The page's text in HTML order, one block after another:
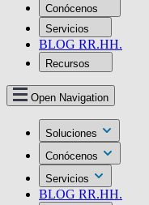
Conócenos
Servicios
BLOG RR.HH.
Recursos
Open Navigation
Soluciones
Conócenos
Servicios
BLOG RR.HH.